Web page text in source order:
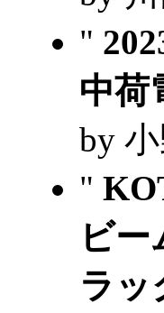
"
中荷
by
"
ビ
ラッ